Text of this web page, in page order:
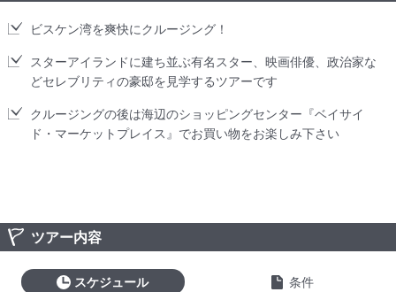
ビスケン湾を爽快にクルージング！
スターアイランドに建ち並ぶ有名スター、映画俳優、政治家な
どセレブリティの豪邸を見学するツアーです
クルージングの後は海辺のショッピングセンター『ベイサイ
ド・マーケットプレイス』でお買い物をお楽しみ下さい
ツアー内容
スケジュール 条件